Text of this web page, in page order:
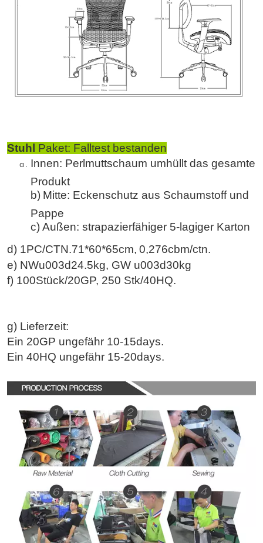
Stuhl Paket: Falltest bestanden
Innen: Perlmuttschaum umhüllt das gesamte
Produkt
b) Mitte: Eckenschutz aus Schaumstoff und
Pappe
c)Außen: strapazierfähiger 5-lagiger Karton
d) 1PC/CTN.71*60*65cm, 0,276cbm/ctn.
e) NWu003d24.5kg, GW u003d30kg
f) 100Stück/20GP, 250 Stk/40HQ.
g) Lieferzeit:
Ein 20GP ungefähr 10-15days.
Ein 40HQ ungefähr 15-20days.